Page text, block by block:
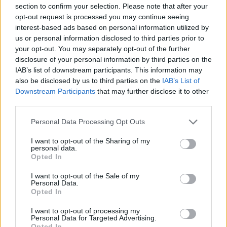
section to confirm your selection. Please note that after your
opt-out request is processed you may continue seeing
interest-based ads based on personal information utilized by
us or personal information disclosed to third parties prior to
your opt-out. You may separately opt-out of the further
disclosure of your personal information by third parties on the
IAB’s list of downstream participants. This information may
also be disclosed by us to third parties on the IAB’s List of
Downstream Participants that may further disclose it to other
Personal Data Processing Opt Outs
I want to opt-out of the Sharing of my
personal data.
Opted In
I want to opt-out of the Sale of my
Personal Data.
Opted In
I want to opt-out of processing my
Personal Data for Targeted Advertising.
(LOZANO, dal 33° p.t.: Prende una serie di calci da Theo. 6)
OSIMHEN: Non riesce a trovare i varchi necessari per
pungere, segna a gara finita. 6
KVARATSKHELIA: Solita verve e serpentine, si impegna sulla
fascia mancina poi sbaglia il rigore che avrebbe potuto riaprire
il match. 5.5
ALL. SPALLETTI: Gara fisica con qualche duello perso di
troppo. 5.5
Panchina: Gollini, Idasiak, Bereszynski, Zedadka, Gaetano.